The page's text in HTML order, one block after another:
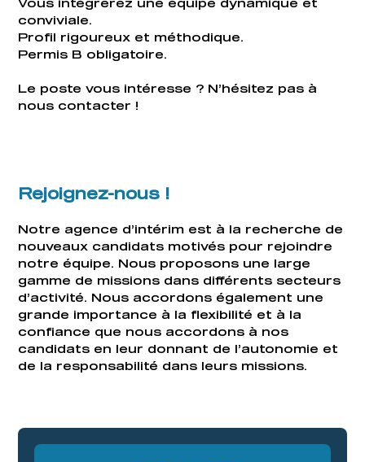
Vous intégrerez une équipe dynamique et
conviviale.
Profil rigoureux et méthodique.
Permis B obligatoire.
Le poste vous intéresse ? N’hésitez pas à
nous contacter !
Rejoignez-nous !
Notre agence d’intérim est à la recherche de
nouveaux candidats motivés pour rejoindre
notre équipe. Nous proposons une large
gamme de missions dans différents secteurs
d’activité. Nous accordons également une
grande importance à la flexibilité et à la
confiance que nous accordons à nos
candidats en leur donnant de l’autonomie et
de la responsabilité dans leurs missions.